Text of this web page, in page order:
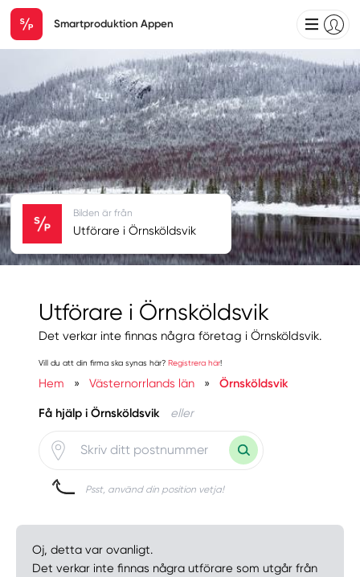
Smartproduktion Appen
Utförare i Örnsköldsvik
Det verkar inte finnas några företag i Örnsköldsvik.
Vill du att din firma ska synas här? Registrera här!
Hem » Västernorrlands län » Örnsköldsvik
Få hjälp i Örnsköldsvik eller
Psst, använd din position vetja!
Bilden är från
Utförare i Örnsköldsvik
Oj, detta var ovanligt.
Det verkar inte finnas några utförare som utgår från